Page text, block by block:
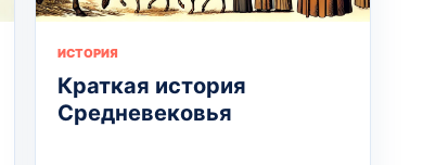
ИСТОРИЯ
Краткая история
Средневековья